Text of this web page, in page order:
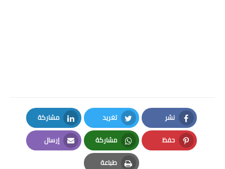
نشر
Facebook
تغريد
Twitter
مشاركة
LinkedIn
حفظ
Pinterest
مشاركة
Whatsapp
إرسال
Email
طباعة